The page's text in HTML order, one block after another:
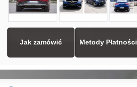
Jak zamówić Metody Płatności